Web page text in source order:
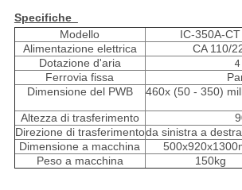
Specifiche
Modello
IC-350A-CT
Alimentazione elettrica
CA 110/
Dotazione d'aria
4
Ferrovia fissa
Dimensione del PWB
460x (50 - 350)
Altezza di trasferimento
Direzione di trasferimentoda sinistra a
Dimensione a macchina
Peso a macchina
150kg